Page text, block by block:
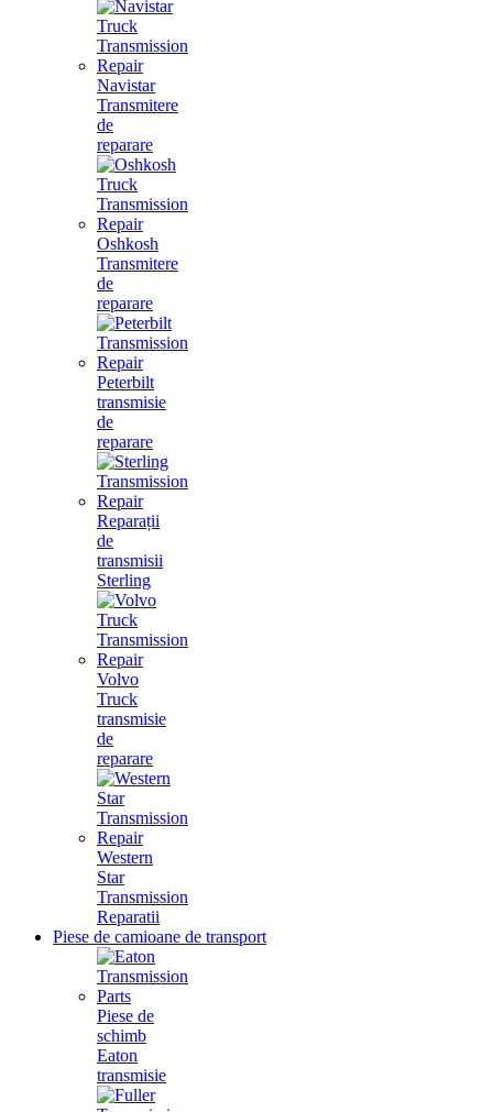
Navistar
Transmitere
de
reparare
Oshkosh
Transmitere
de
reparare
Peterbilt
transmisie
de
reparare
Reparații
de
transmisii
Sterling
Volvo
Truck
transmisie
de
reparare
Western
Star
Transmission
Reparatii
Piese de camioane de transport
Piese de
schimb
Eaton
transmisie